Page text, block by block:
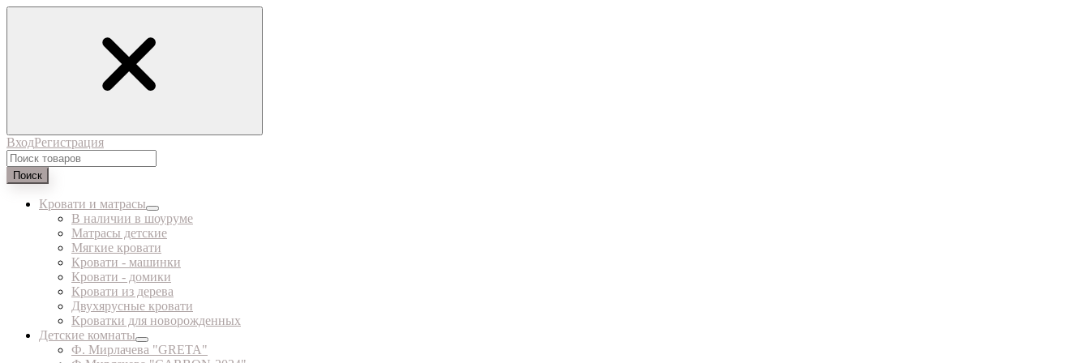
ВходРегистрация
Поиск
Кровати и матрасы
В наличии в шоуруме
Матрасы детские
Мягкие кровати
Кровати - машинки
Кровати - домики
Кровати из дерева
Двухярусные кровати
Кроватки для новорожденных
Детские комнаты
Ф. Мирлачева "GRETA"